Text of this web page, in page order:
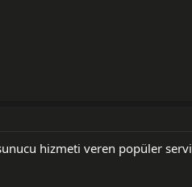
hizmeti veren popüler servis